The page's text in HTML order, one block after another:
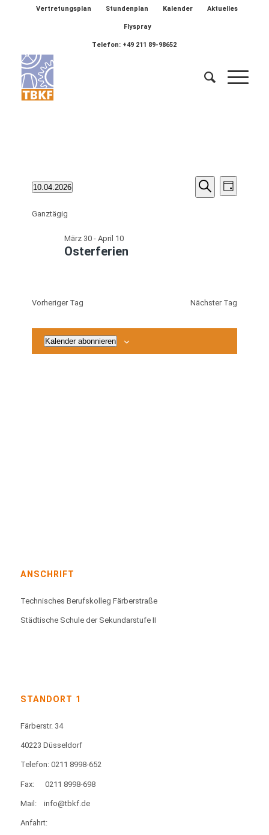
Vertretungsplan Stundenplan Kalender Aktuelles
Flyspray
Telefon: +49 211 89-98652
Veranstaltungen
für
April
Suche
Suche
Tag
10.04.2026
wählen.
Ganztägig
Osterferien
März 30 -April 10
Vorheriger Tag Nächster Tag
Kalender abonnieren
ANSCHRIFT
Technisches Berufskolleg Färberstraße
Städtische Schule der Sekundarstufe II
STANDORT 1
Färberstr. 34
40223 Düsseldorf
Telefon: 0211 8998-652
Fax: 0211 8998-698
Mail: info@tbkf.de
Anfahrt: